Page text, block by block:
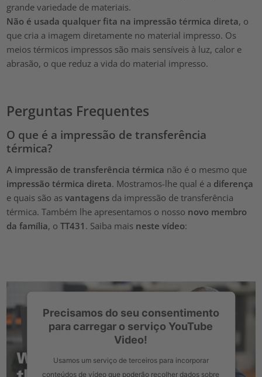
grande variedade de materiais.
Não é usada qualquer fita na impressão térmica direta, o
que cria a imagem diretamente no material impresso. Os
meios térmicos impressos são mais sensíveis à luz, calor e
abrasão, o que reduz a vida do material impresso.
Perguntas Frequentes
O que é a impressão de transferência
térmica?
A impressão de transferência térmica não é o mesmo que
impressão térmica direta. Mostramos-lhe qual é a diferença
e quais são asvantagens da impressão de transferência
térmica. Também lhe apresentamos o nosso novo membro
da família, oTT431 . Saiba mais neste vídeo:
Precisamos do seu consentimento
para carregar o serviço YouTube
Video!
Usamos um serviço de terceiros para incorporar
conteúdos de vídeo que poderão recolher dados sobre